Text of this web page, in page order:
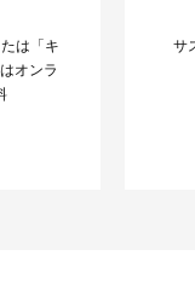
は「キ
オンラ
サ